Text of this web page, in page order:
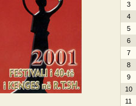
3
4
5
6
7
8
9
10
11